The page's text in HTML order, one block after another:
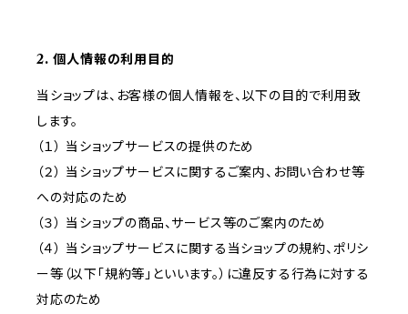
2. 個人情報の利用目的
当ショップは、お客様の個人情報を、以下の目的で利用致
します。
（１） 当ショップサービスの提供のため
（２） 当ショップサービスに関するご案内、お問い合わせ等
への対応のため
（３） 当ショップの商品、サービス等のご案内のため
（４） 当ショップサービスに関する当ショップの規約、ポリシ
ー等（以下「規約等」といいます。）に違反する行為に対する
対応のため